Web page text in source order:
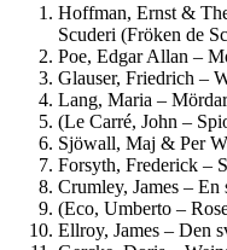
Hoffman, Ernst &
Scuderi (Fröken de
Poe, Edgar Allan –
Glauser, Friedrich –
Lang, Maria –
(Le Carré, John –
Sjöwall, Maj & Per
Forsyth, Frederick –
Crumley, James – En
(Eco, Umberto –
Ellroy, James – Den